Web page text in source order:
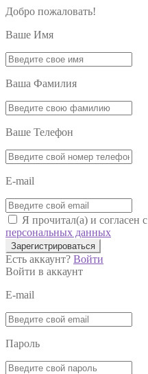
Добро пожаловать!
Ваше Имя
Ваша Фамилия
Ваше Телефон
E-mail
Я прочитал(а) и согласен с
персональных данных
Зарегистрироваться
Есть аккаунт? Войти
Войти в аккаунт
E-mail
Пароль